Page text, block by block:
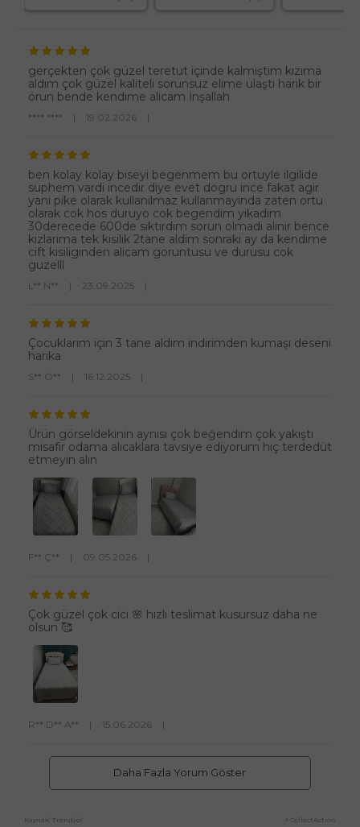
gerçekten çok güzel teretut içinde kalmıştım kızıma
aldım çok güzel kaliteli sorunsuz elime ulaştı harik bir
örun bende kendime alıcam İnşallah
**** **** | 19.02.2026 |
ben kolay kolay biseyi begenmem bu ortuyle ilgilide
suphem vardi incedir diye evet dogru ince fakat agir
yani pike olarak kullanilmaz kullanmayinda zaten ortu
olarak cok hos duruyo cok begendim yikadim
30derecede 600de sıktırdım sorun olmadi alınir bence
kizlarima tek kisilik 2tane aldim sonraki ay da kendime
cift kisiliginden alicam goruntusu ve durusu cok
guzelll
L** N** | 23.09.2025 |
Çocuklarım için 3 tane aldım indirimden kumaşı deseni
harika
S** Ö** | 16.12.2025 |
Ürün görseldekinin aynısı çok beğendim çok yakıştı
misafir odama alıcaklara tavsiye ediyorum hiç terdedüt
etmeyin alın
F** Ç** | 09.05.2026 |
Çok güzel çok cici 🌸 hızlı teslimat kusursuz daha ne
olsun 🥰
R** D** A** | 15.06.2026 |
Daha Fazla Yorum Göster
Kaynak: Trendyol ⚡ CollectAction